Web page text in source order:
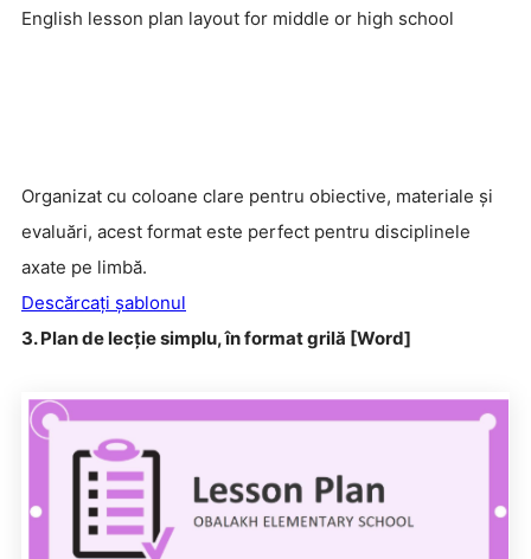
English lesson plan layout for middle or high school
Organizat cu coloane clare pentru obiective, materiale și
evaluări, acest format este perfect pentru disciplinele
axate pe limbă.
Descărcați șablonul
3. Plan de lecție simplu, în format grilă [Word]